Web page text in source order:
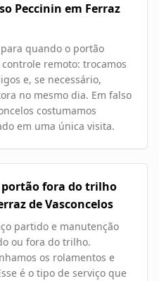
Peccinin em Ferraz
quando o portão
remoto: trocamos
e, se necessário,
no mesmo dia. Em falso
costumamos
em uma única visita.
portão fora do trilho
de Vasconcelos
partido e manutenção
ou fora do trilho.
os rolamentos e
é o tipo de serviço que